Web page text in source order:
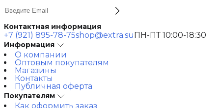
Контактная информация
+7 (921) 895-78-75shop@extra.suПН-ПТ 10:00-18:30
Информация
О компании
Оптовым покупателям
Магазины
Контакты
Публичная оферта
Покупателям
Как оформить заказ